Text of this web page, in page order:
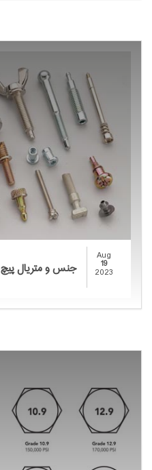
Aug
19
2023 جنس و متریال